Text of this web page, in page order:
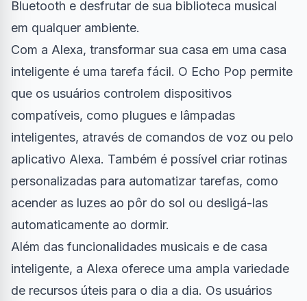
Bluetooth e desfrutar de sua biblioteca musical
em qualquer ambiente.
Com a Alexa, transformar sua casa em uma casa
inteligente é uma tarefa fácil. O Echo Pop permite
que os usuários controlem dispositivos
compatíveis, como plugues e lâmpadas
inteligentes, através de comandos de voz ou pelo
aplicativo Alexa. Também é possível criar rotinas
personalizadas para automatizar tarefas, como
acender as luzes ao pôr do sol ou desligá-las
automaticamente ao dormir.
Além das funcionalidades musicais e de casa
inteligente, a Alexa oferece uma ampla variedade
de recursos úteis para o dia a dia. Os usuários